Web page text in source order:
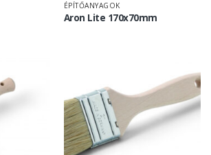
ÉPÍTŐANYAGOK
Aron Lite 170x70mm